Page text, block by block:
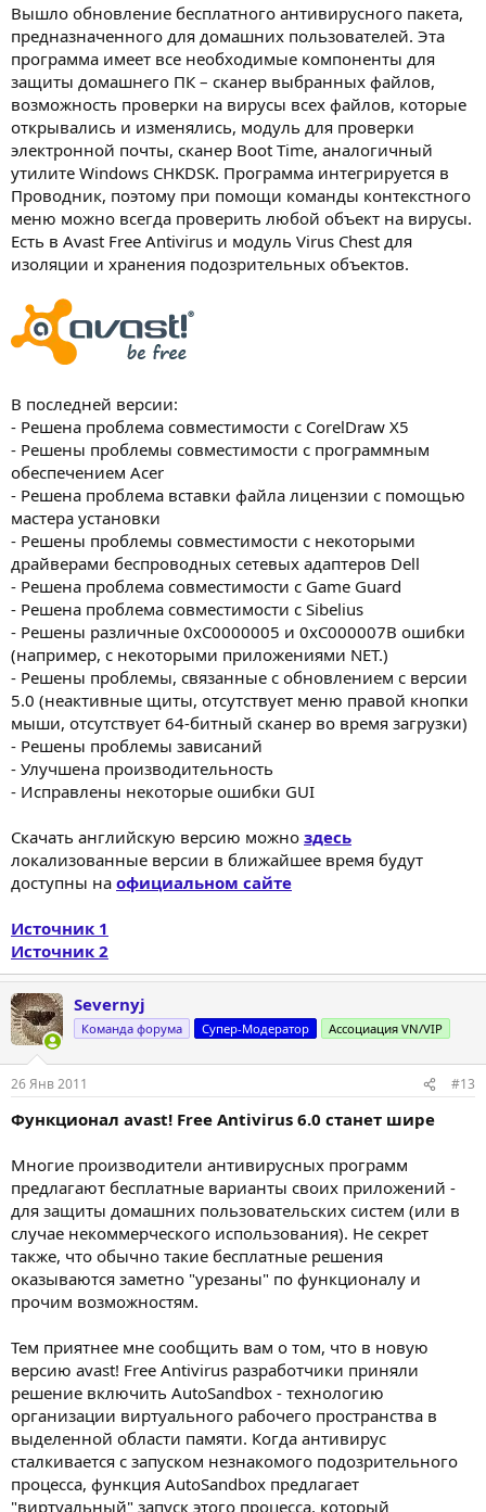
Вышло обновление бесплатного антивирусного пакета,
предназначенного для домашних пользователей. Эта
программа имеет все необходимые компоненты для
защиты домашнего ПК – сканер выбранных файлов,
возможность проверки на вирусы всех файлов, которые
открывались и изменялись, модуль для проверки
электронной почты, сканер Boot Time, аналогичный
утилите Windows CHKDSK. Программа интегрируется в
Проводник, поэтому при помощи команды контекстного
меню можно всегда проверить любой объект на вирусы.
Есть в Avast Free Antivirus и модуль Virus Chest для
изоляции и хранения подозрительных объектов.
В последней версии:
- Решена проблема совместимости с CorelDraw X5
- Решены проблемы совместимости с программным
обеспечением Acer
- Решена проблема вставки файла лицензии с помощью
мастера установки
- Решены проблемы совместимости с некоторыми
драйверами беспроводных сетевых адаптеров Dell
- Решена проблема совместимости с Game Guard
- Решена проблема совместимости с Sibelius
- Решены различные 0xC0000005 и 0xC000007B ошибки
(например, с некоторыми приложениями NET.)
- Решены проблемы, связанные с обновлением с версии
5.0 (неактивные щиты, отсутствует меню правой кнопки
мыши, отсутствует 64-битный сканер во время загрузки)
- Решены проблемы зависаний
- Улучшена производительность
- Исправлены некоторые ошибки GUI
Скачать английскую версию можно здесь
локализованные версии в ближайшее время будут
доступны на официальном сайте
Источник 1
Источник 2
Severnyj
Команда форума Супер-Модератор Ассоциация VN/VIP
26 Янв 2011 #13
Функционал avast! Free Antivirus 6.0 станет шире
Многие производители антивирусных программ
предлагают бесплатные варианты своих приложений -
для защиты домашних пользовательских систем (или в
случае некоммерческого использования). Не секрет
также, что обычно такие бесплатные решения
оказываются заметно "урезаны" по функционалу и
прочим возможностям.
Тем приятнее мне сообщить вам о том, что в новую
версию avast! Free Antivirus разработчики приняли
решение включить AutoSandbox - технологию
организации виртуального рабочего пространства в
выделенной области памяти. Когда антивирус
сталкивается с запуском незнакомого подозрительного
процесса, функция AutoSandbox предлагает
"виртуальный" запуск этого процесса, который